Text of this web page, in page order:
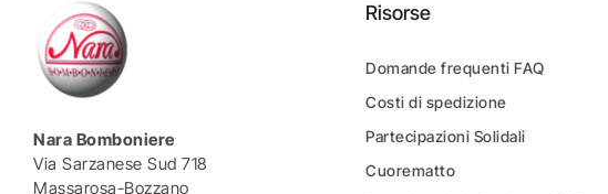
Nara Bomboniere
Via Sarzanese Sud 718
Massarosa-Bozzano
Risorse
Domande frequenti FAQ
Costi di spedizione
Partecipazioni Solidali
Cuorematto